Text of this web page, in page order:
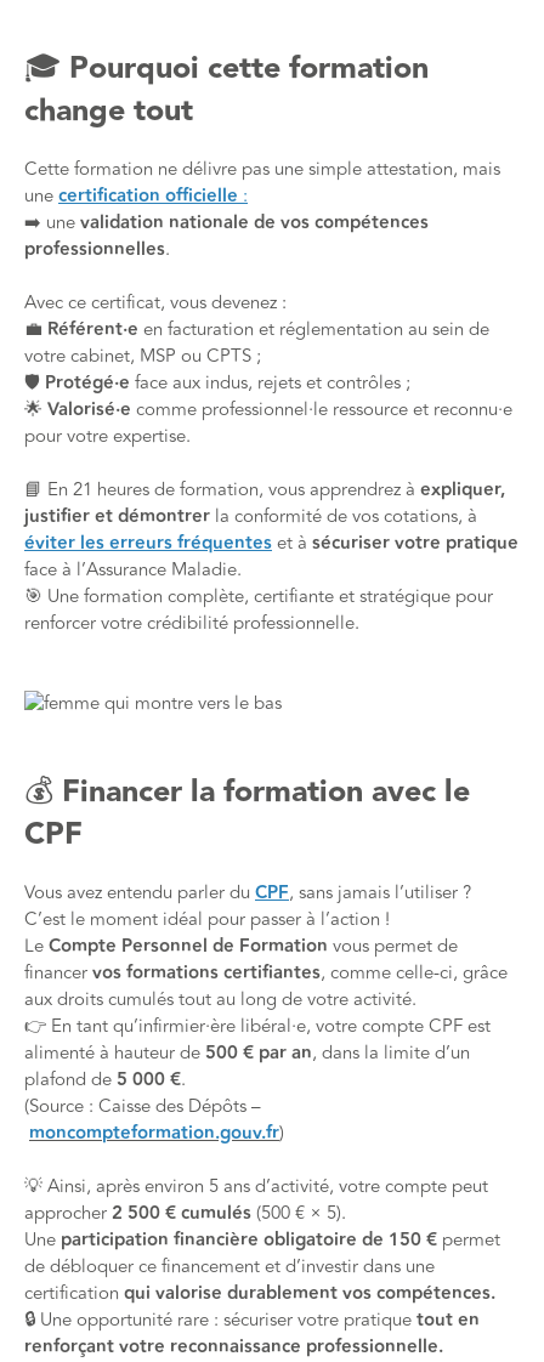
🎓 Pourquoi cette formation
change tout
Cette formation ne délivre pas une simple attestation, mais
unecertification officielle:
➡️ unevalidation nationale de vos compétences
professionnelles.
Avec ce certificat, vous devenez :
💼 Référent·e en facturation et réglementation au sein de
votre cabinet, MSP ou CPTS ;
🛡️ Protégé·e face aux indus, rejets et contrôles ;
🌟 Valorisé·e comme professionnel·le ressource et reconnu·e
pour votre expertise.
📘 En 21 heures de formation, vous apprendrez à expliquer,
justifier et démontrer la conformité de vos cotations, à
éviter les erreurs fréquenteset à sécuriser votre pratique
face à l’Assurance Maladie.
🎯 Une formation complète, certifiante et stratégique pour
renforcer votre crédibilité professionnelle.
💰 Financer la formation avec le
CPF
Vous avez entendu parler du CPF, sans jamais l’utiliser ?
C’est le moment idéal pour passer à l’action !
LeCompte Personnel de Formation vous permet de
financervos formations certifiantes, comme celle-ci, grâce
aux droits cumulés tout au long de votre activité.
👉 En tant qu’infirmier·ère libéral·e, votre compte CPF est
alimenté à hauteur de 500 € par an, dans la limite d’un
plafond de 5 000 €.
(Source : Caisse des Dépôts –
moncompteformation.gouv.fr)
💡 Ainsi, après environ 5 ans d’activité, votre compte peut
approcher 2 500 € cumulés(500 € × 5).
Une participation financière obligatoire de 150 € permet
de débloquer ce financement et d’investir dans une
certification qui valorise durablement vos compétences.
🔒 Une opportunité rare : sécuriser votre pratiquetout en
renforçant votre reconnaissance professionnelle.